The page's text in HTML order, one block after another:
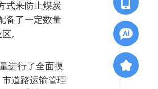
式来防止煤炭
备了一定数量
。
进行了全面摸
道路运输管理